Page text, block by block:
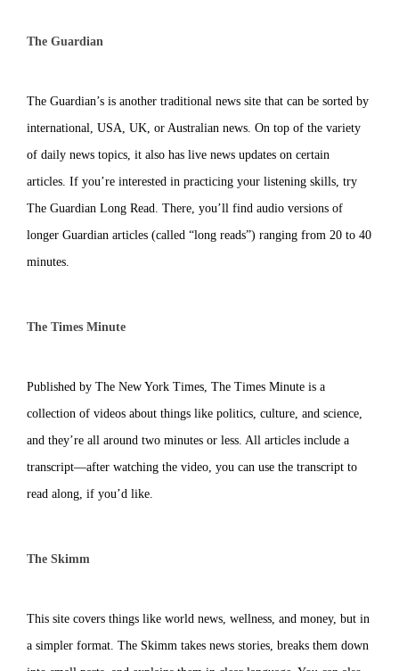
The Guardian
The Guardian’s is another traditional news site that can be sorted by
international, USA, UK, or Australian news. On top of the variety
of daily news topics, it also has live news updates on certain
articles. If you’re interested in practicing your listening skills, try
The Guardian Long Read. There, you’ll find audio versions of
longer Guardian articles (called “long reads”) ranging from 20 to 40
minutes.
The Times Minute
Published by The New York Times, The Times Minute is a
collection of videos about things like politics, culture, and science,
and they’re all around two minutes or less. All articles include a
transcript—after watching the video, you can use the transcript to
read along, if you’d like.
The Skimm
This site covers things like world news, wellness, and money, but in
a simpler format. The Skimm takes news stories, breaks them down